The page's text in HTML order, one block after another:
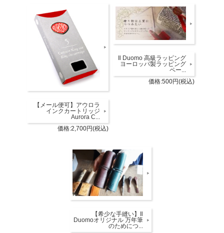
【メール便可】アウロラ
インクカートリッジ
Aurora C...
価格:2,700円(税込)
Il Duomo 高級ラッピング
ヨーロッパ製ラッピング
ペー...
価格:500円(税込)
【希少な手縫い】Il
Duomoオリジナル 万年筆
のためにつ...